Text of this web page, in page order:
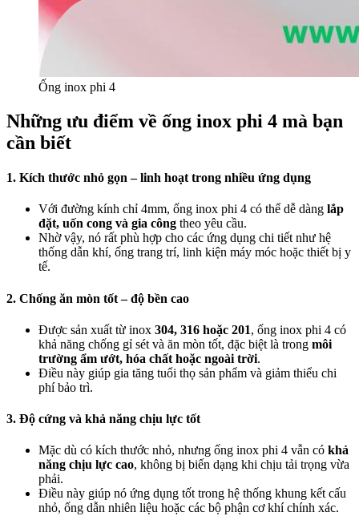
Ống inox phi 4
Những ưu điểm về ống inox phi 4 mà bạn
cần biết
1. Kích thước nhỏ gọn – linh hoạt trong nhiều ứng dụng
Với đường kính chỉ 4mm, ống inox phi 4 có thể dễ dàng lắp
đặt, uốn cong và gia công theo yêu cầu.
Nhờ vậy, nó rất phù hợp cho các ứng dụng chi tiết như hệ
thống dẫn khí, ống trang trí, linh kiện máy móc hoặc thiết bị y
tế.
2. Chống ăn mòn tốt – độ bền cao
Được sản xuất từ inox 304, 316 hoặc 201, ống inox phi 4 có
khả năng chống gỉ sét và ăn mòn tốt, đặc biệt là trong môi
trường ẩm ướt, hóa chất hoặc ngoài trời.
Điều này giúp gia tăng tuổi thọ sản phẩm và giảm thiểu chi
phí bảo trì.
3. Độ cứng và khả năng chịu lực tốt
Mặc dù có kích thước nhỏ, nhưng ống inox phi 4 vẫn có khả
năng chịu lực cao, không bị biến dạng khi chịu tải trọng vừa
phải.
Điều này giúp nó ứng dụng tốt trong hệ thống khung kết cấu
nhỏ, ống dẫn nhiên liệu hoặc các bộ phận cơ khí chính xác.